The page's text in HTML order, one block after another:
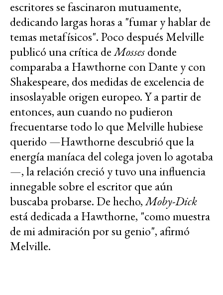
escritores se fascinaron mutuamente,
dedicando largas horas a "fumar y hablar de
temas metafísicos". Poco después Melville
publicó una crítica deMossesdonde
comparaba a Hawthorne con Dante y con
Shakespeare, dos medidas de excelencia de
insoslayable origen europeo. Y a partir de
entonces, aun cuando no pudieron
frecuentarse todo lo que Melville hubiese
querido —Hawthorne descubrió que la
energía maníaca del colega joven lo agotaba
—, la relación creció y tuvo una influencia
innegable sobre el escritor que aún
buscaba probarse. De hecho,Moby-Dick
está dedicada a Hawthorne, "como muestra
de mi admiración por su genio", afirmó
Melville.